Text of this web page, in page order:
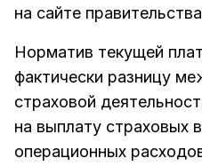
на сайте
Норматив текущей
фактически разницу
страховой
на выплату страховых
операционных